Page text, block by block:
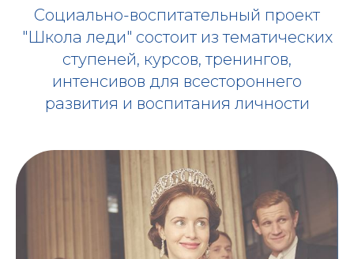
Социально-воспитательный проект
"Школа леди" состоит из тематических
ступеней, курсов, тренингов,
интенсивов для всестороннего
развития и воспитания личности